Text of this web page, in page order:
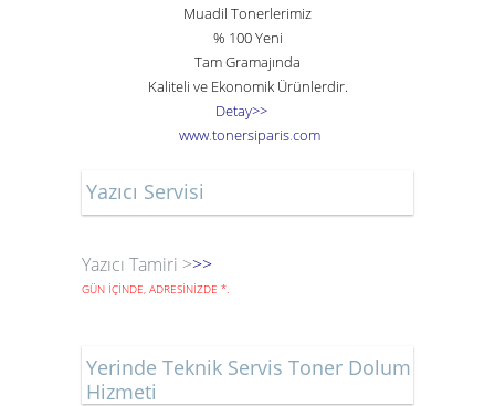
Muadil Tonerlerimiz
% 100 Yeni
Tam Gramajında
Kaliteli ve Ekonomik Ürünlerdir.
Detay>>
www.tonersiparis.com
Yazıcı Servisi
Yazıcı Tamiri >>>
GÜN İÇİNDE, ADRESİNİZDE *.
Yerinde Teknik Servis Toner Dolum
Hizmeti